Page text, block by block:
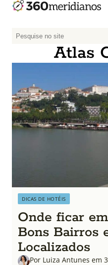
P
i
s
a
r
Atlas
DICAS DE HOTÉIS
Onde ficar
Bons Bairros
Localizados
Por Luiza Antunes em